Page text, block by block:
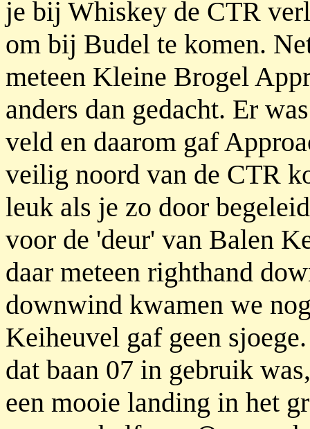
je bij Whiskey de CTR
om bij Budel te komen.
meteen Kleine Brogel
anders dan gedacht. Er
veld en daarom gaf
veilig noord van de CTR
leuk als je zo door
voor de 'deur' van Balen
daar meteen righthand
downwind kwamen we
Keiheuvel gaf geen
dat baan 07 in gebruik
een mooie landing in het